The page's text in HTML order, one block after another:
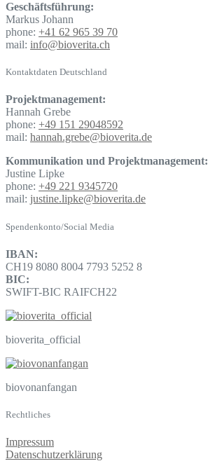
Geschäftsführung:
Markus Johann
phone: +41 62 965 39 70
mail: info@bioverita.ch
Kontaktdaten Deutschland
Projektmanagement:
Hannah Grebe
phone: +49 151 29048592
mail: hannah.grebe@bioverita.de
Kommunikation und Projektmanagement:
Justine Lipke
phone: +49 221 9345720
mail: justine.lipke@bioverita.de
Spendenkonto/Social Media
IBAN:
CH19 8080 8004 7793 5252 8
BIC:
SWIFT-BIC RAIFCH22
bioverita_official
biovonanfangan
Rechtliches
Impressum
Datenschutzerklärung